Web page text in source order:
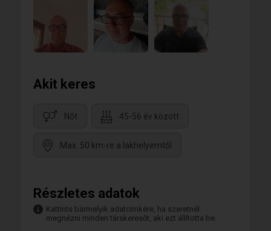
Akit keres
Nőt 45-56 év között
Max. 50 km-re a lakhelyemtől
Részletes adatok
Kattints bármelyik adatcímkére, ha szeretnél
megnézni minden társkeresőt, aki ezt állította be.